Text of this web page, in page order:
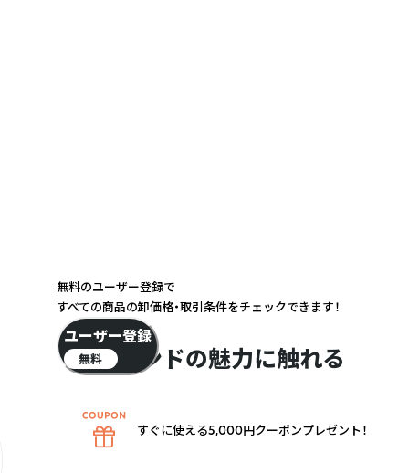
ブランドの魅力に触れる
無料のユーザー登録で
すべての商品の卸価格・取引条件をチェックできます！
ユーザー登録
無料
すぐに使える5,000円クーポンプレゼント！